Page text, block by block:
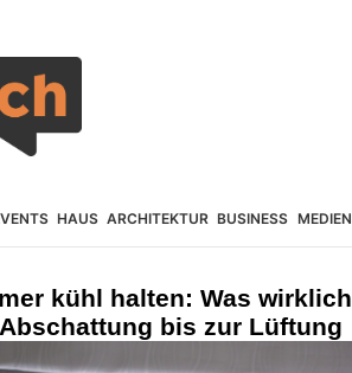
HAUS ARCHITEKTUR BUSINESS MEDIEN
kühl halten: Was wirklich
bis zur Lüftung